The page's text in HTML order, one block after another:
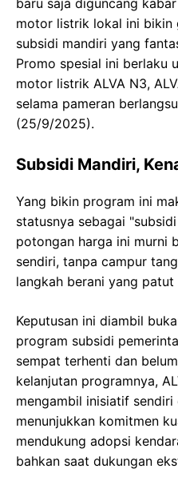
baru saja diguncang
motor listrik lokal ini bikin
subsidi mandiri yang
Promo spesial ini berlaku
motor listrik ALVA N3,
selama pameran
(25/9/2025).
Subsidi Mandiri,
Yang bikin program ini
statusnya sebagai
potongan harga ini murni
sendiri, tanpa campur
langkah berani yang
Keputusan ini diambil
program subsidi
sempat terhenti dan
kelanjutan programnya,
mengambil inisiatif sendiri
menunjukkan komitmen
mendukung adopsi
bahkan saat dukungan